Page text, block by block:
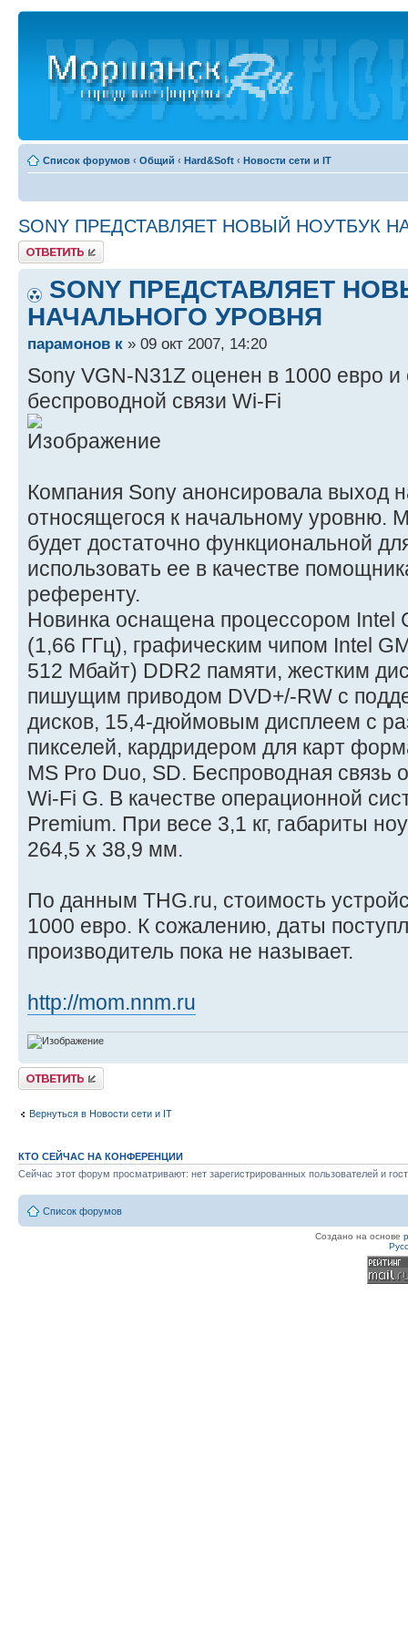
Список форумов ‹ Общий ‹ Hard&Soft ‹ Новости сети и IT
SONY ПРЕДСТАВЛЯЕТ НОВЫЙ НОУТБУК
Ответить
SONY ПРЕДСТАВЛЯЕТ
НАЧАЛЬНОГО УРОВНЯ
парамонов к » 09 окт 2007, 14:20
Sony VGN-N31Z оценен в 1000 евро
беспроводной связи Wi-Fi
Компания Sony анонсировала выход
относящегося к начальному уровню.
будет достаточно функциональной
использовать ее в качестве
референту.
Новинка оснащена процессором Intel
(1,66 ГГц), графическим чипом Intel
512 Мбайт) DDR2 памяти, жестким
пишущим приводом DVD+/-RW с
дисков, 15,4-дюймовым дисплеем с
пикселей, кардридером для карт
MS Pro Duo, SD. Беспроводная связь
Wi-Fi G. В качестве операционной
Premium. При весе 3,1 кг, габариты
264,5 x 38,9 мм.
По данным THG.ru, стоимость
1000 евро. К сожалению, даты
производитель пока не называет.
http://mom.nnm.ru
Ответить
Вернуться в Новости сети и IT
КТО СЕЙЧАС НА КОНФЕРЕНЦИИ
Сейчас этот форум просматривают: нет зарегистрированных пользователей и
Список форумов
Создано на основе